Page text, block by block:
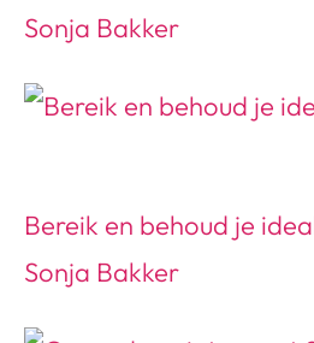
Sonja Bakker
Bereik en behoud je
Sonja Bakker